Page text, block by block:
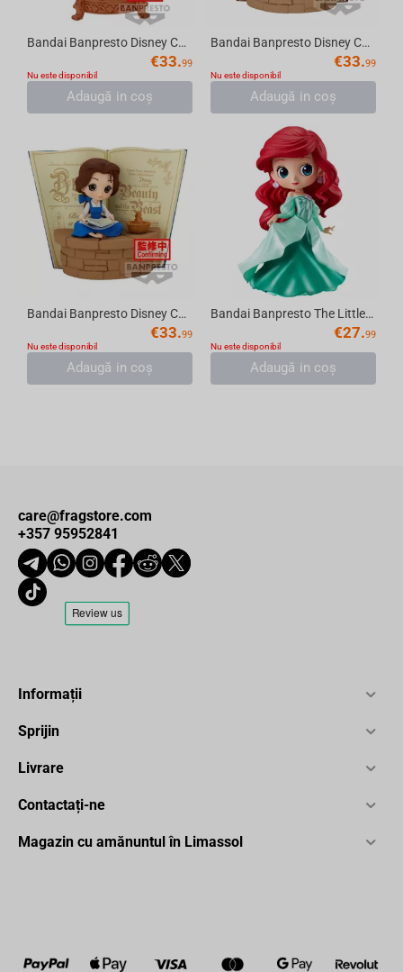
Bandai Banpresto Disney Characters - Q posket stories -Snow White-(ver.A) Figure
€33.99
Nu este disponibil
Adaugă in coş
Bandai Banpresto Disney Characters - Q posket stories Country Style -Belle-(ver.B) Fi...
€33.99
Nu este disponibil
Adaugă in coş
Bandai Banpresto Disney Characters - Q posket stories Country Style -Belle-(ver.A) Fi...
€33.99
Nu este disponibil
Adaugă in coş
Bandai Banpresto The Little Mermaid - Q Posket Disney Characters Ariel Princess Dress...
€27.99
Nu este disponibil
Adaugă in coş
care@fragstore.com
+357 95952841
Informații
Sprijin
Livrare
Contactați-ne
Magazin cu amănuntul în Limassol